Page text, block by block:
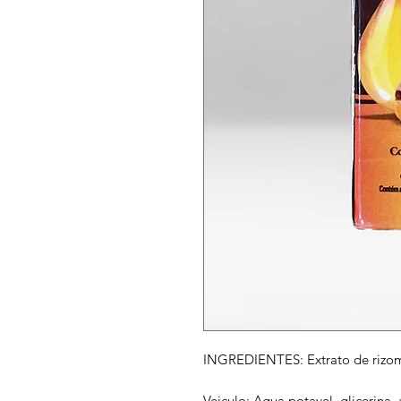
INGREDIENTES: Extrato de